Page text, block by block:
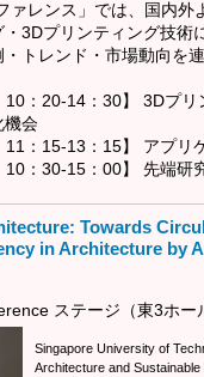
ァレンス」では、国内外
・3Dプリンティング技術
トレンド・市場動向を
10：20-14：30】 3Dプ
機会
：15-13：15】 アプリ
：30-15：00】 先端研
Towards
in Architecture by
ステージ（東3ホー
Singapore University of
Architecture and Sustainable